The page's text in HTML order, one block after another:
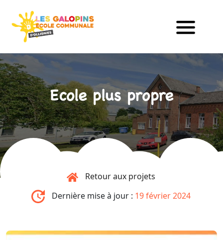
Ecole plus propre
Retour aux projets
Dernière mise à jour : 19 février 2024